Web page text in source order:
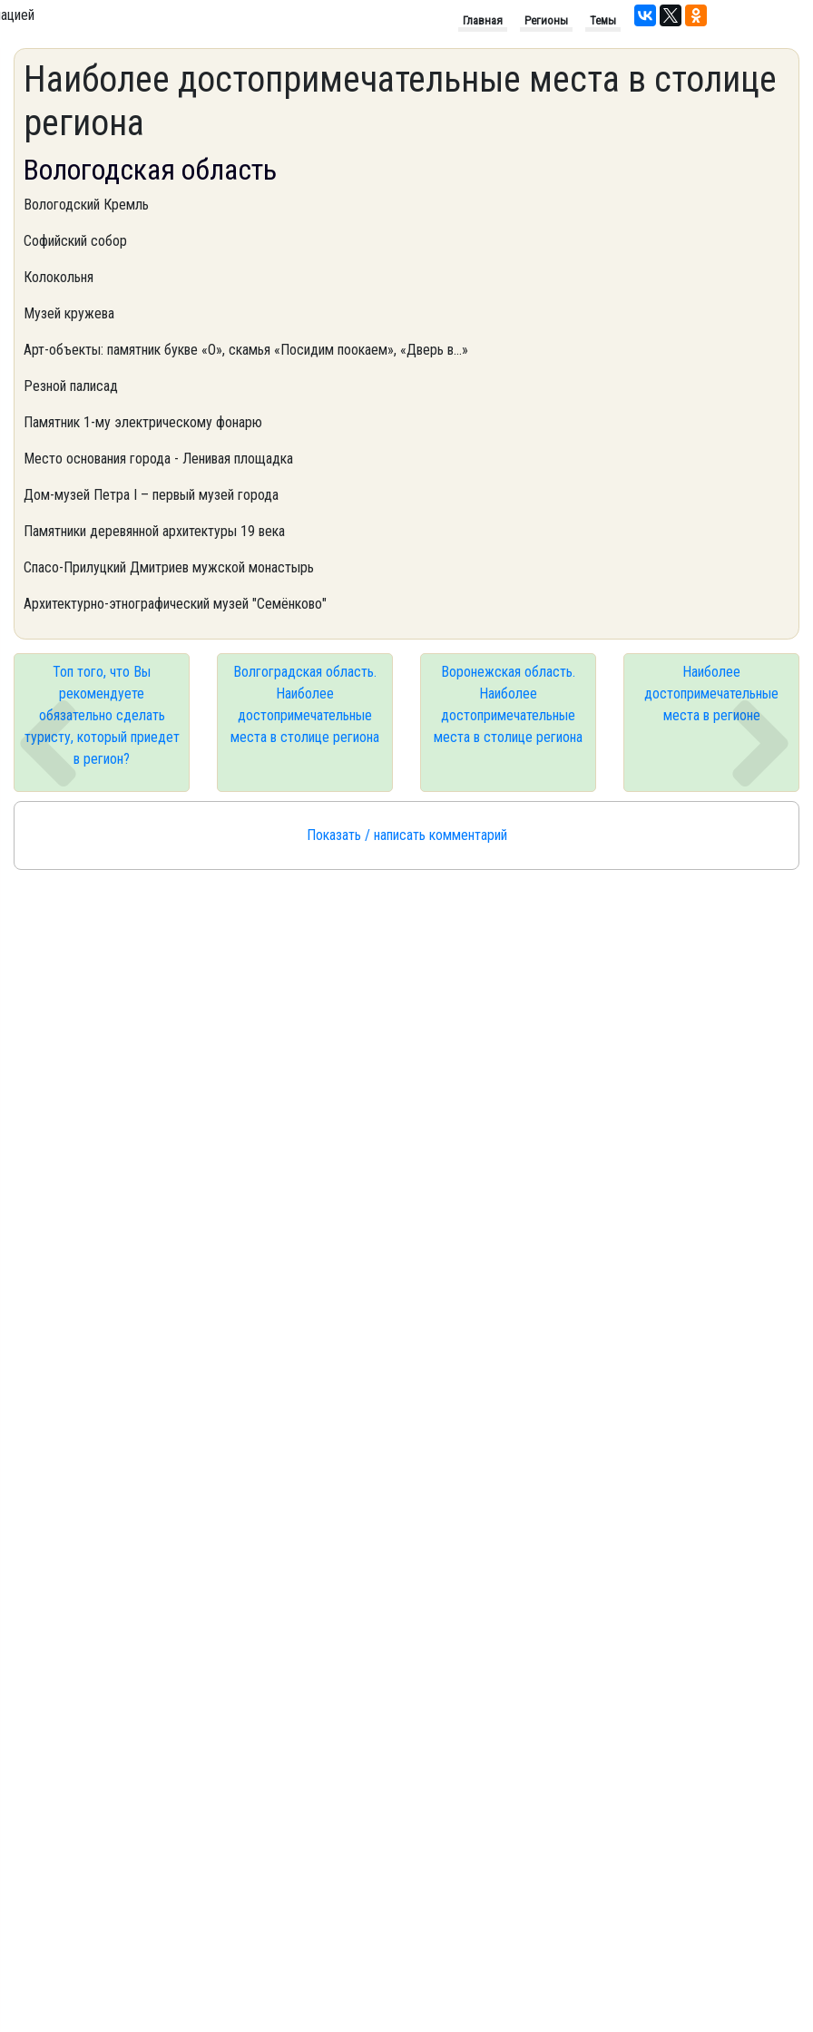
Главная Регионы Темы
Наиболее достопримечательные места в столице
региона
Вологодская область
Вологодский Кремль
Софийский собор
Колокольня
Музей кружева
Арт-объекты: памятник букве «О», скамья «Посидим поокаем», «Дверь в…»
Резной палисад
Памятник 1-му электрическому фонарю
Место основания города - Ленивая площадка
Дом-музей Петра I – первый музей города
Памятники деревянной архитектуры 19 века
Спасо-Прилуцкий Дмитриев мужской монастырь
Архитектурно-этнографический музей "Семёнково"
Топ того, что Вы
рекомендуете
обязательно сделать
туристу, который приедет
в регион?
Волгоградская область.
Наиболее
достопримечательные
места в столице региона
Воронежская область.
Наиболее
достопримечательные
места в столице региона
Наиболее
достопримечательные
места в регионе
Показать / написать комментарий